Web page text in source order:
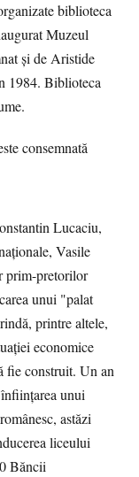
biblioteca
Muzeul
şi de Aristide
1984. Biblioteca
consemnată
Lucaciu,
Vasile
prim-pretorilor
unui "palat
printre altele,
economice
fie construit. Un an
unui
astăzi
liceului
Băncii